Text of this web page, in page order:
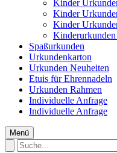
Kinder
Kinder
Kinder
Kinderurkunden
Spaßurkunden
Urkundenkarton
Urkunden Neuheiten
Etuis für Ehrennadeln
Urkunden Rahmen
Individuelle Anfrage
Individuelle Anfrage
Menü